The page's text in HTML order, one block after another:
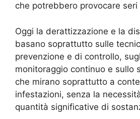
che potrebbero provocare seri
Oggi la derattizzazione e la
basano soprattutto sulle
prevenzione e di controllo,
monitoraggio continuo e sullo
che mirano soprattutto a
infestazioni, senza la
quantità significative di